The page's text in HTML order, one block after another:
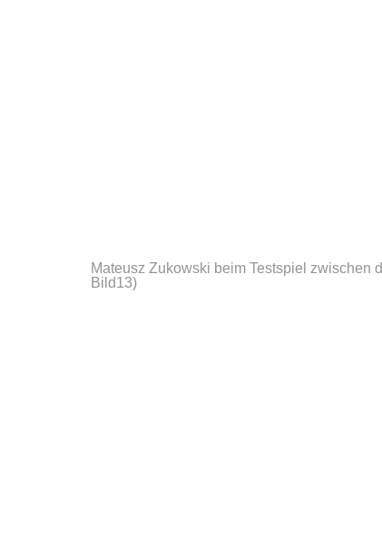
Mateusz Zukowski beim Testspiel zwischen
Bild13)